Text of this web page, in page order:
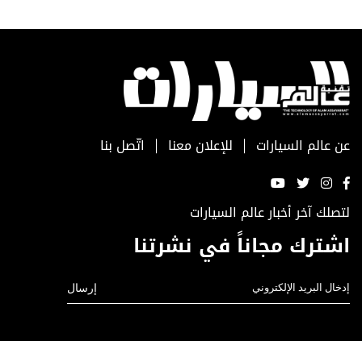
عن عالم السيارات للإعلان معنا اتّصل بنا
لتصلك آخر أخبار عالم السيارات
اشترك مجاناً في نشرتنا